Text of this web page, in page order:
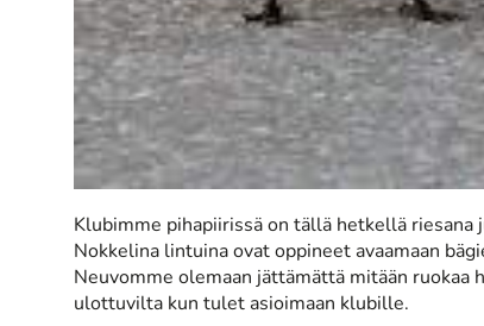
Klubimme pihapiirissä on tällä hetkellä
Nokkelina lintuina ovat oppineet avaamaan
Neuvomme olemaan jättämättä mitään
ulottuvilta kun tulet asioimaan klubille.